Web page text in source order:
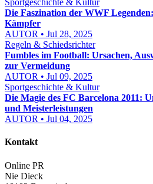
Sportgeschichte & Kultur
Die Faszination der WWF
Kämpfer
AUTOR • Jul 28, 2025
Regeln & Schiedsrichter
Fumbles im Football: Ursachen,
zur Vermeidung
AUTOR • Jul 09, 2025
Sportgeschichte & Kultur
Die Magie des FC Barcelona 2011:
und Meisterleistungen
AUTOR • Jul 04, 2025
Kontakt
Online PR
Nie Dieck